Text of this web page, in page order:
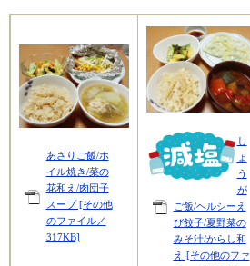
あさりご飯/ホ
イル焼き/菜の
花和え/肉団子
スープ [その他
のファイル／
317KB]
し
ょ
う
が
ご飯/ヘルシーえ
び餃子/夏野菜の
みそ汁/からし和
え [その他のファ